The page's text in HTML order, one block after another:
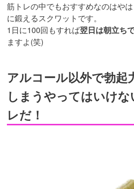
筋トレの中でもおすすめなのはや
に鍛えるスクワットです。
1日に100回もすれば翌日は朝立ち
ますよ(笑)
アルコール以外で勃起
しまうやってはいけな
レだ！